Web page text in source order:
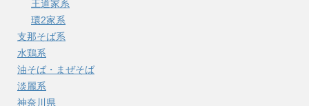
王道家系
環2家系
支那そば系
水鶏系
油そば・まぜそば
淡麗系
神奈川県